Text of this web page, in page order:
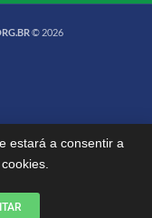
© 2026
estará a consentir a